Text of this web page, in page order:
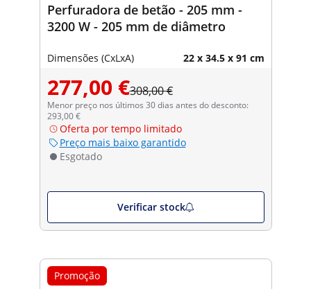
Perfuradora de betão - 205 mm -
3200 W - 205 mm de diâmetro
Dimensões (CxLxA) 22 x 34.5 x 91 cm
277,00 €308,00 €
Menor preço nos últimos 30 dias antes do desconto:
293,00 €
Oferta por tempo limitado
Preço mais baixo garantido
Esgotado
Verificar stock
Promoção